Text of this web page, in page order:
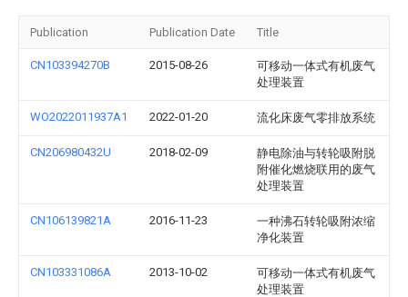
Publication Publication Date Title
CN103394270B 2015-08-26
可移动一体式有机废气
处理装置
WO2022011937A1 2022-01-20 流化床废气零排放系统
CN206980432U 2018-02-09
静电除油与转轮吸附脱
附催化燃烧联用的废气
处理装置
CN106139821A 2016-11-23
一种沸石转轮吸附浓缩
净化装置
CN103331086A 2013-10-02
可移动一体式有机废气
处理装置